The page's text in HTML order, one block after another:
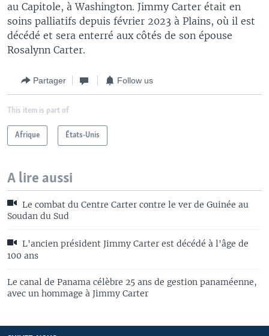
au Capitole, à Washington. Jimmy Carter était en
soins palliatifs depuis février 2023 à Plains, où il est
décédé et sera enterré aux côtés de son épouse
Rosalynn Carter.
Partager Follow us
This item is part of
Afrique États-Unis
A lire aussi
Le combat du Centre Carter contre le ver de Guinée au
Soudan du Sud
L'ancien président Jimmy Carter est décédé à l'âge de
100 ans
Le canal de Panama célèbre 25 ans de gestion panaméenne,
avec un hommage à Jimmy Carter